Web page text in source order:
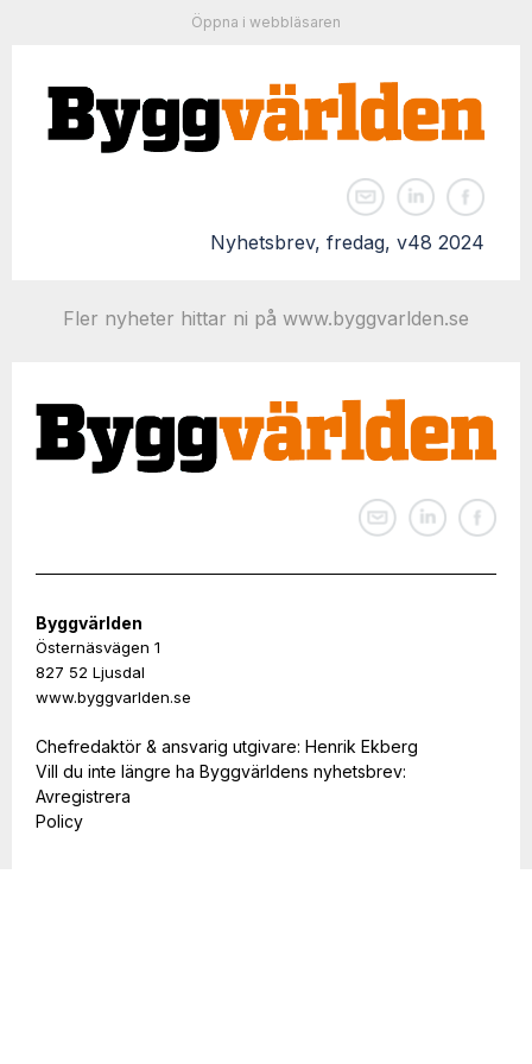
Öppna i webbläsaren
Nyhetsbrev, fredag, v48 2024
Fler nyheter hittar ni på www.byggvarlden.se
Byggvärlden
Östernäsvägen 1
827 52 Ljusdal
www.byggvarlden.se
Chefredaktör & ansvarig utgivare: Henrik Ekberg
Vill du inte längre ha Byggvärldens nyhetsbrev:
Avregistrera
Policy